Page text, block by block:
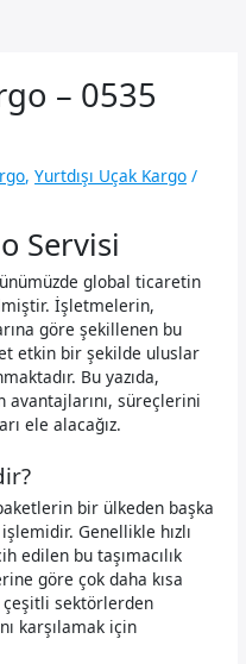
– 0535
,Yurtdışı Uçak Kargo /
Servisi
global ticaretin
İşletmelerin,
göre şekillenen bu
etkin bir şekilde uluslar
Bu yazıda,
avantajlarını, süreçlerini
ele alacağız.
bir ülkeden başka
Genellikle hızlı
edilen bu taşımacılık
göre çok daha kısa
çeşitli sektörlerden
karşılamak için